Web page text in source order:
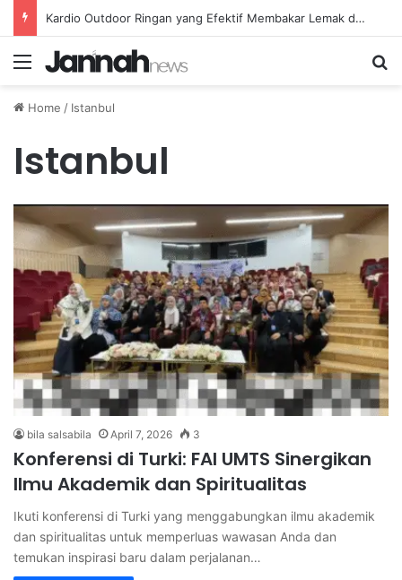
Kardio Outdoor Ringan yang Efektif Membakar Lemak dan Menyegarkan Tubuh Anda
Menu
Home / Istanbul
Istanbul
bila salsabila April 7, 2026 3
Konferensi di Turki: FAI UMTS Sinergikan
Ilmu Akademik dan Spiritualitas
Ikuti konferensi di Turki yang menggabungkan ilmu akademik
dan spiritualitas untuk memperluas wawasan Anda dan
temukan inspirasi baru dalam perjalanan…